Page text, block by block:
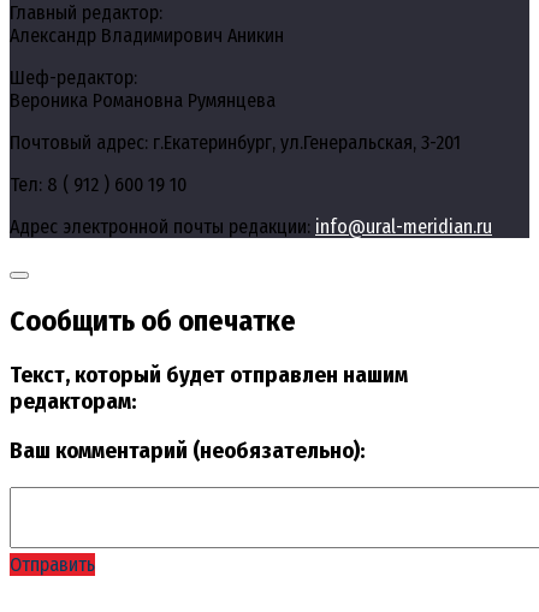
Главный редактор:
Александр Владимирович Аникин
Шеф-редактор:
Вероника Романовна Румянцева
Почтовый адрес: г.Екатеринбург, ул.Генеральская, 3-201
Тел: 8 ( 912 ) 600 19 10
Адрес электронной почты редакции: info@ural-meridian.ru
Сообщить об опечатке
Текст, который будет отправлен нашим
редакторам:
Ваш комментарий (необязательно):
Отправить